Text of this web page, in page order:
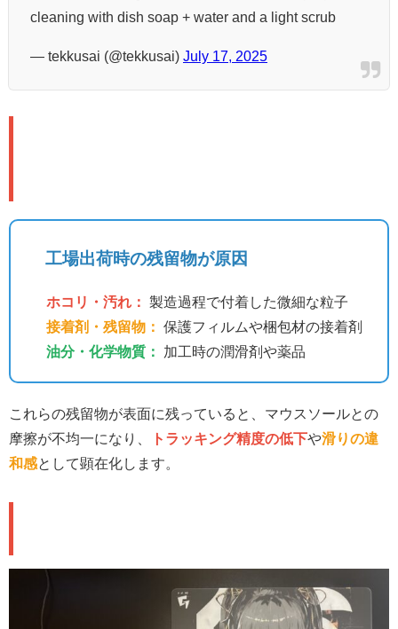
cleaning with dish soap + water and a light scrub
— tekkusai (@tekkusai) July 17, 2025
工場出荷時の残留物が原因
ホコリ・汚れ：
製造過程で付着した微細な粒子
接着剤・残留物：
保護フィルムや梱包材の接着剤
油分・化学物質：
加工時の潤滑剤や薬品
これらの残留物が表面に残っていると、マウスソールとの
摩擦が不均一になり、
トラッキング精度の低下や滑りの違
和感として顕在化します。